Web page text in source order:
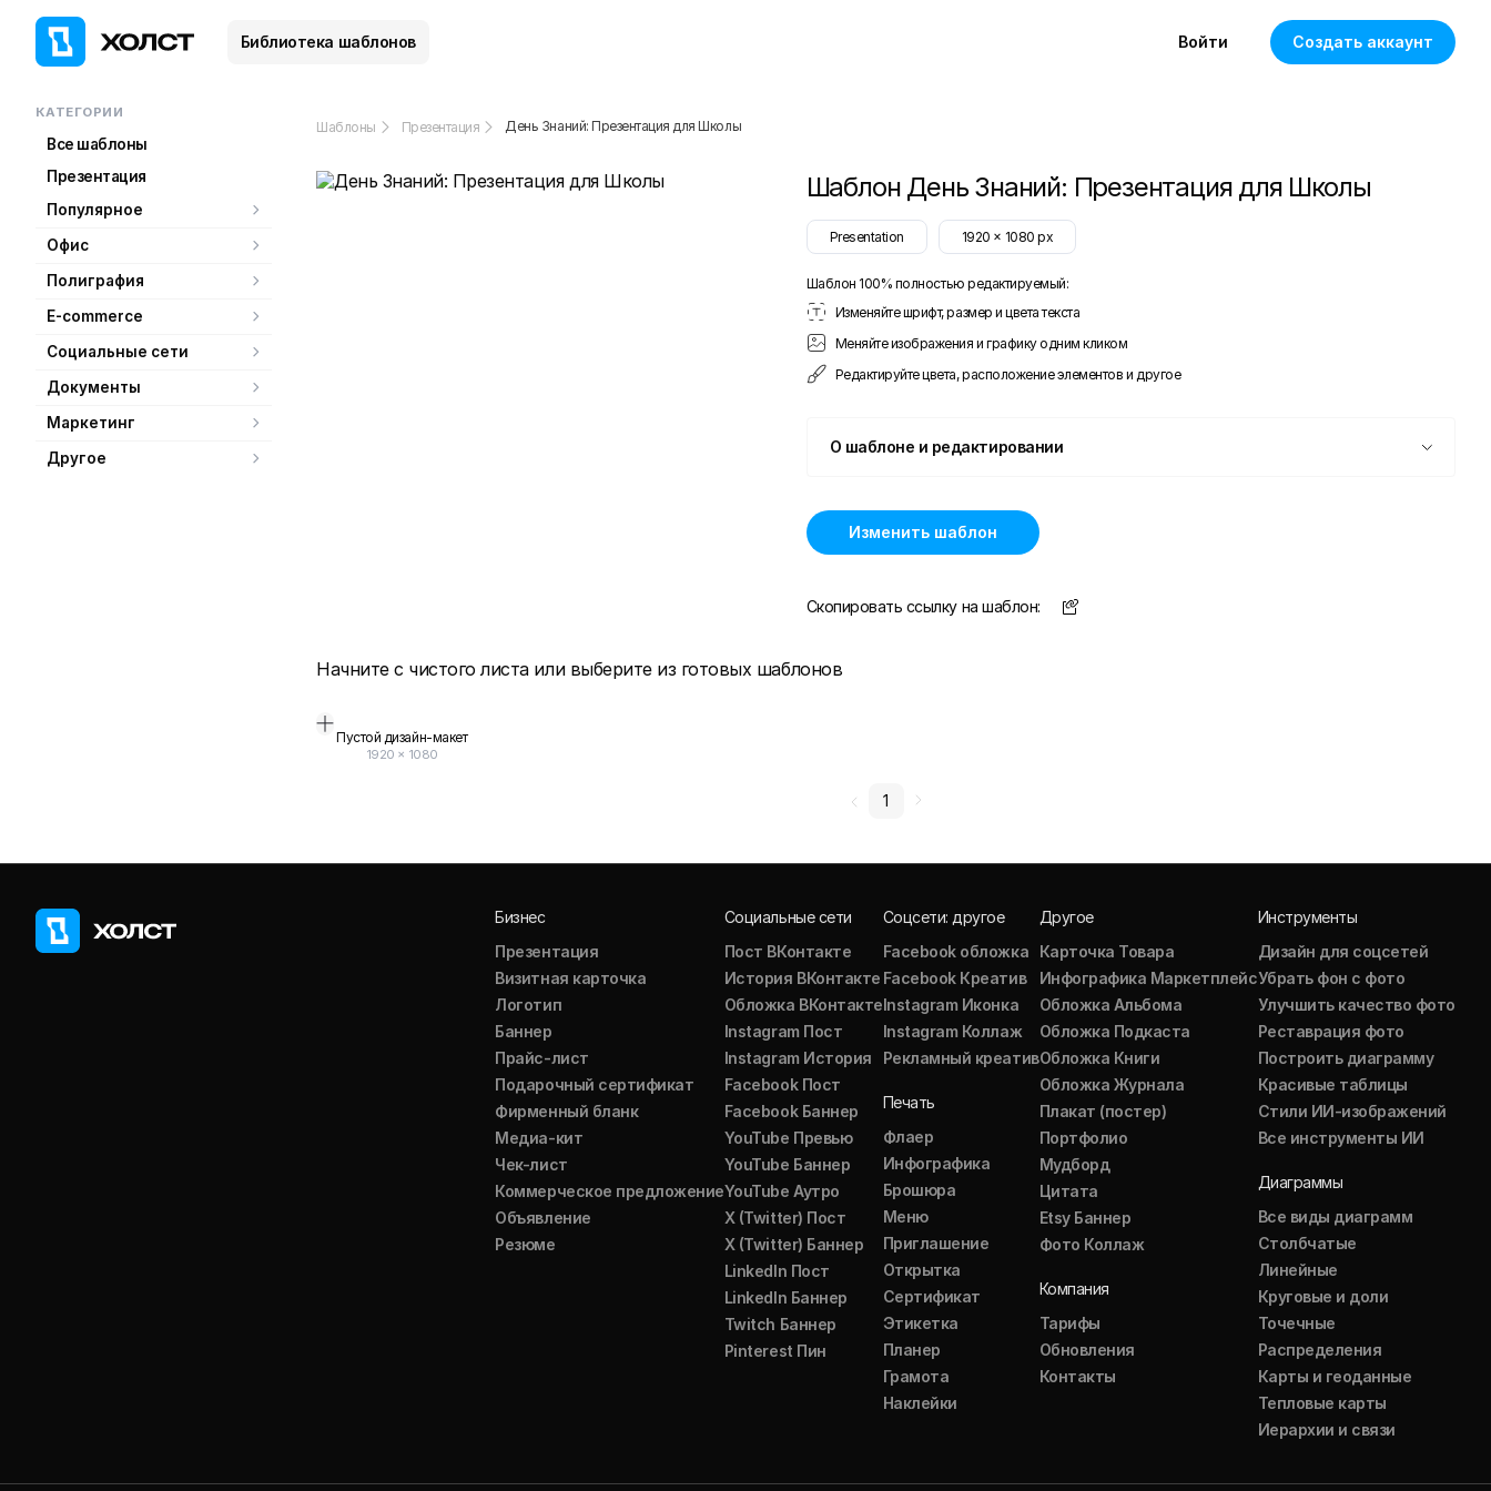
Библиотека шаблонов Войти Создать аккаунт
КАТЕГОРИИ
Все шаблоны
Презентация
Популярное
Офис
Полиграфия
E-commerce
Социальные сети
Документы
Маркетинг
Другое
Шаблоны Презентация День Знаний: Презентация для Школы
Шаблон День Знаний: Презентация для Школы
Presentation 1920 x 1080 px
Шаблон 100% полностью редактируемый:
Изменяйте шрифт, размер и цвета текста
Меняйте изображения и графику одним кликом
Редактируйте цвета, расположение элементов и другое
О шаблоне и редактировании
Изменить шаблон
Скопировать ссылку на шаблон:
Начните с чистого листа или выберите из готовых шаблонов
Пустой дизайн-макет
1920 × 1080
1
Бизнес
Презентация
Визитная карточка
Логотип
Баннер
Прайс-лист
Подарочный сертификат
Фирменный бланк
Медиа-кит
Чек-лист
Коммерческое предложение
Объявление
Резюме
Социальные сети
Пост ВКонтакте
История ВКонтакте
Обложка ВКонтакте
Instagram Пост
Instagram История
Facebook Пост
Facebook Баннер
YouTube Превью
YouTube Баннер
YouTube Аутро
X (Twitter) Пост
X (Twitter) Баннер
LinkedIn Пост
LinkedIn Баннер
Twitch Баннер
Pinterest Пин
Соцсети: другое
Facebook обложка
Facebook Креатив
Instagram Иконка
Instagram Коллаж
Рекламный креатив
Печать
Флаер
Инфографика
Брошюра
Меню
Приглашение
Открытка
Сертификат
Этикетка
Планер
Грамота
Наклейки
Другое
Карточка Товара
Инфографика Маркетплейс
Обложка Альбома
Обложка Подкаста
Обложка Книги
Обложка Журнала
Плакат (постер)
Портфолио
Мудборд
Цитата
Etsy Баннер
Фото Коллаж
Компания
Тарифы
Обновления
Контакты
Инструменты
Дизайн для соцсетей
Убрать фон с фото
Улучшить качество фото
Реставрация фото
Построить диаграмму
Красивые таблицы
Стили ИИ-изображений
Все инструменты ИИ
Диаграммы
Все виды диаграмм
Столбчатые
Линейные
Круговые и доли
Точечные
Распределения
Карты и геоданные
Тепловые карты
Иерархии и связи